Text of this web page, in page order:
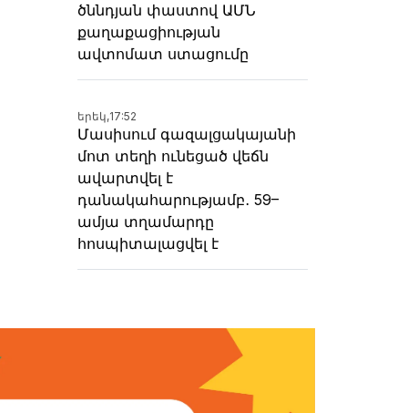
ծննդյան փաստով ԱՄՆ
քաղաքացիության
ավտոմատ ստացումը
երեկ,17:52
Մասիսում գազալցակայանի
մոտ տեղի ունեցած վեճն
ավարտվել է
դանակահարությամբ․ 59–
ամյա տղամարդը
հոսպիտալացվել է